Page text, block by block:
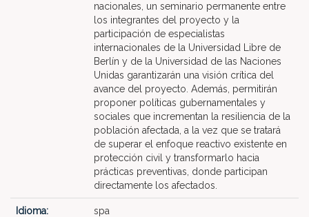
nacionales, un seminario permanente entre
los integrantes del proyecto y la
participación de especialistas
internacionales de la Universidad Libre de
Berlín y de la Universidad de las Naciones
Unidas garantizarán una visión crítica del
avance del proyecto. Además, permitirán
proponer políticas gubernamentales y
sociales que incrementan la resiliencia de la
población afectada, a la vez que se tratará
de superar el enfoque reactivo existente en
protección civil y transformarlo hacia
prácticas preventivas, donde participan
directamente los afectados.
Idioma: spa